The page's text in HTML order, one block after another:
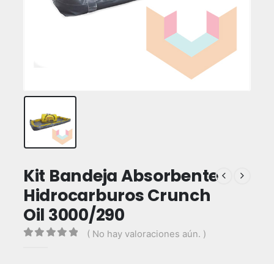
Kit Bandeja Absorbente
Hidrocarburos Crunch
Oil 3000/290
( No hay valoraciones aún. )